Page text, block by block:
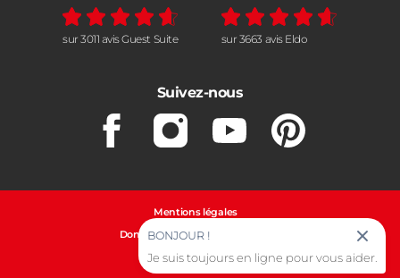
sur 3011 avis Guest Suite sur 3663 avis Eldo
Suivez-nous
FacebookInstagramYoutubePinterest
Mentions légales
Données personnelles et cookies
Gestion des cookies
BONJOUR !
Je suis toujours en ligne pour vous aider.